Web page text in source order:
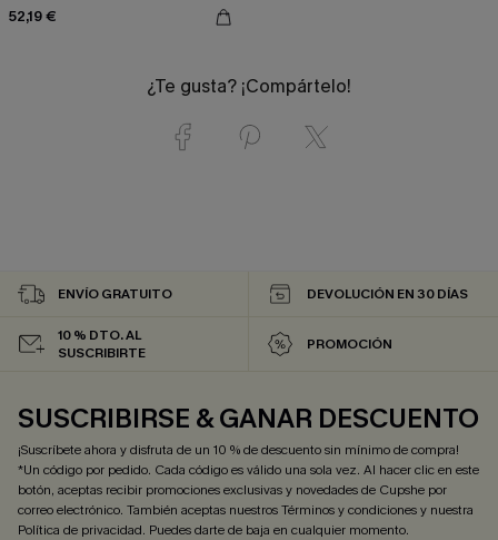
52,19 €
¿Te gusta? ¡Compártelo!
ENVÍO GRATUITO DEVOLUCIÓN EN 30 DÍAS
10 % DTO. AL
SUSCRIBIRTE
PROMOCIÓN
SUSCRIBIRSE & GANAR DESCUENTO
¡Suscríbete ahora y disfruta de un 10 % de descuento sin mínimo de compra!
*Un código por pedido. Cada código es válido una sola vez. Al hacer clic en este
botón, aceptas recibir promociones exclusivas y novedades de Cupshe por
correo electrónico. También aceptas nuestrosTérminos y condicionesy nuestra
Política de privacidad. Puedes darte de baja en cualquier momento.